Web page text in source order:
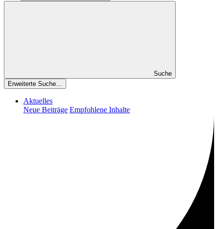
Suche
Erweiterte Suche…
Aktuelles
Neue Beiträge Empfohlene Inhalte